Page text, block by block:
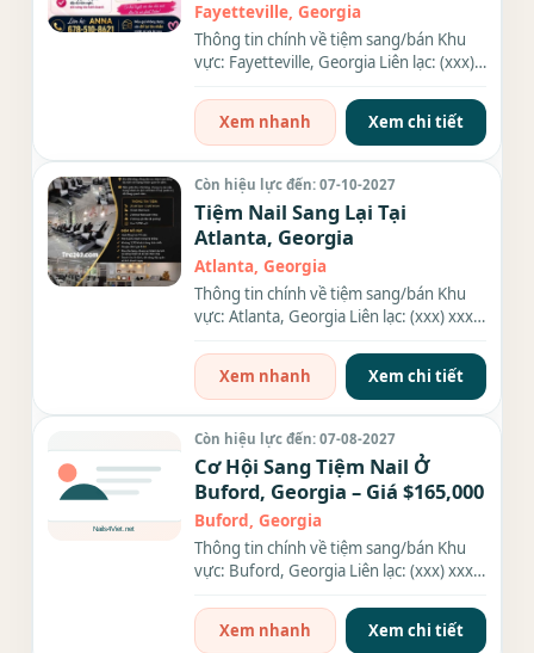
Fayetteville, Georgia
Thông tin chính về tiệm sang/bán Khu
vực: Fayetteville, Georgia Liên lạc: (xxx)
Xem nhanh
Xem chi tiết
Còn hiệu lực đến: 07-10-2027
Tiệm Nail Sang Lại Tại
Atlanta, Georgia
Atlanta, Georgia
Thông tin chính về tiệm sang/bán Khu
vực: Atlanta, Georgia Liên lạc: (xxx) xxx-
Xem nhanh
Xem chi tiết
Còn hiệu lực đến: 07-08-2027
Cơ Hội Sang Tiệm Nail Ở
Buford, Georgia – Giá $165,000
Buford, Georgia
Thông tin chính về tiệm sang/bán Khu
vực: Buford, Georgia Liên lạc: (xxx) xxx-
Xem nhanh
Xem chi tiết